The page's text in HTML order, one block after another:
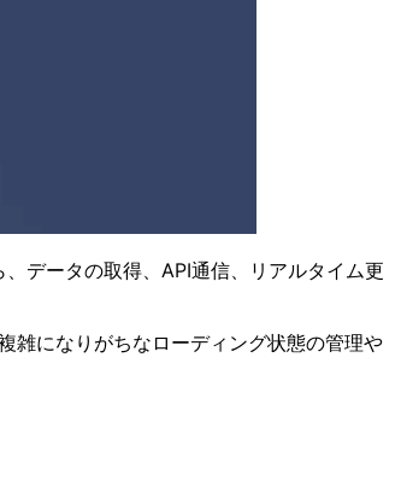
データの取得、API通信、リアルタイム更
雑になりがちなローディング状態の管理や